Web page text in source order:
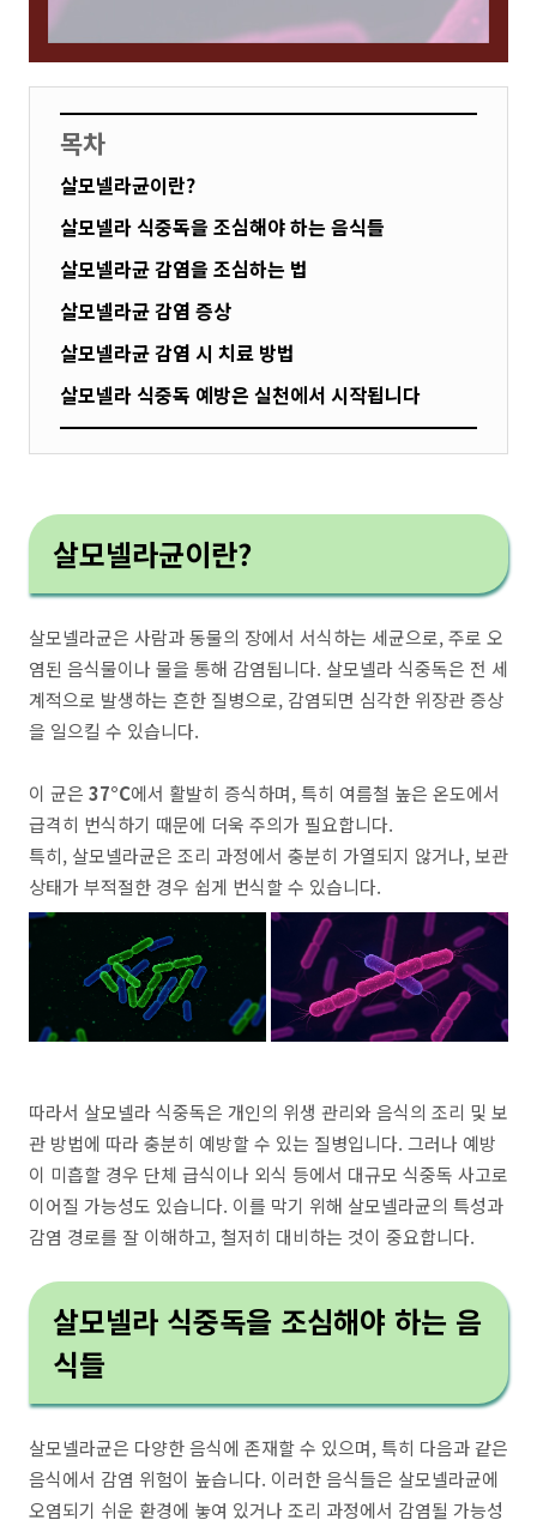
목차
살모넬라균이란?
살모넬라 식중독을 조심해야 하는 음식들
살모넬라균 감염을 조심하는 법
살모넬라균 감염 증상
살모넬라균 감염 시 치료 방법
살모넬라 식중독 예방은 실천에서 시작됩니다
살모넬라균이란?
살모넬라균은 사람과 동물의 장에서 서식하는 세균으로, 주로 오
염된 음식물이나 물을 통해 감염됩니다. 살모넬라 식중독은 전 세
계적으로 발생하는 흔한 질병으로, 감염되면 심각한 위장관 증상
을 일으킬 수 있습니다.
이 균은 37°C에서 활발히 증식하며, 특히 여름철 높은 온도에서
급격히 번식하기 때문에 더욱 주의가 필요합니다.
특히, 살모넬라균은 조리 과정에서 충분히 가열되지 않거나, 보관
상태가 부적절한 경우 쉽게 번식할 수 있습니다.
따라서 살모넬라 식중독은 개인의 위생 관리와 음식의 조리 및 보
관 방법에 따라 충분히 예방할 수 있는 질병입니다. 그러나 예방
이 미흡할 경우 단체 급식이나 외식 등에서 대규모 식중독 사고로
이어질 가능성도 있습니다. 이를 막기 위해 살모넬라균의 특성과
감염 경로를 잘 이해하고, 철저히 대비하는 것이 중요합니다.
살모넬라 식중독을 조심해야 하는 음
식들
살모넬라균은 다양한 음식에 존재할 수 있으며, 특히 다음과 같은
음식에서 감염 위험이 높습니다. 이러한 음식들은 살모넬라균에
오염되기 쉬운 환경에 놓여 있거나 조리 과정에서 감염될 가능성